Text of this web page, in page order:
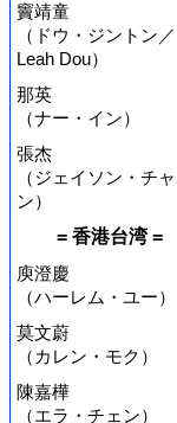
竇靖童
（ドウ・ジントン／
Leah Dou）
那英
（ナー・イン）
張杰
（ジェイソン・チャ
ン）
= 香港台湾 =
庾澄慶
（ハーレム・ユー）
莫文蔚
（カレン・モク）
陳嘉樺
（エラ・チェン）